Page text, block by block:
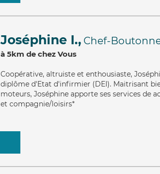
Joséphine I., Chef-
à 5km de chez Vous
Coopérative, altruiste et enthousiaste,
diplôme d'Etat d'infirmier (DEI). Maitrisant
moteurs, Joséphine apporte ses services de
et compagnie/loisirs*